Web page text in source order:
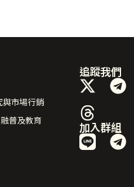
與市場行銷
普及教育
追蹤我們
加入群組